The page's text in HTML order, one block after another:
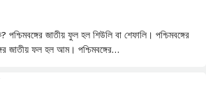
পশ্চিমবঙ্গের জাতীয় ফুল হল শিউলি বা শেফালি। পশ্চিমবঙ্গের
জাতীয় ফল হল আম। পশ্চিমবঙ্গের…